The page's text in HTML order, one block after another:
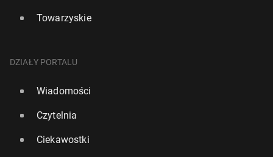
oknie" w miej­scach, gdzie okien nie było
Towarzyskie
DZIAŁY PORTALU
Wiadomości
Czytelnia
Ciekawostki